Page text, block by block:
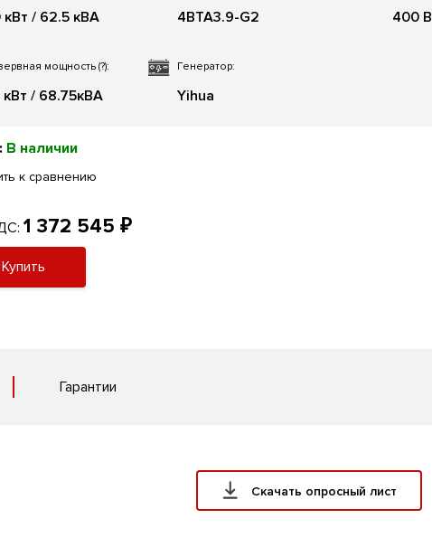
кВт / 62.5 кВА 4BTA3.9-G2 400 В
мощность(?):
кВт / 68.75кВА
Генератор:
Yihua
В наличии
к сравнению
1 372 545 ₽
Купить
Гарантии
Скачать опросный лист